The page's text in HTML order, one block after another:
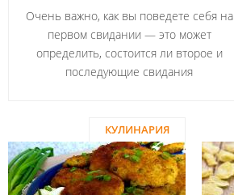
Очень важно, как вы поведете себя на
первом свидании — это может
определить, состоится ли второе и
последующие свидания
КУЛИНАРИЯ